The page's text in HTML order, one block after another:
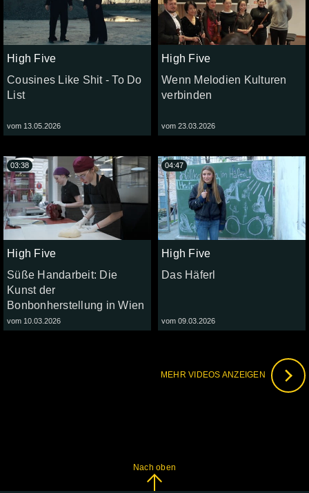
High Five
Cousines Like Shit - To Do
List
vom 13.05.2026
High Five
Wenn Melodien Kulturen
verbinden
vom 23.03.2026
High Five
Süße Handarbeit: Die
Kunst der
Bonbonherstellung in Wien
vom 10.03.2026
03:38
High Five
Das Häferl
vom 09.03.2026
04:47
MEHR VIDEOS ANZEIGEN
Nach oben